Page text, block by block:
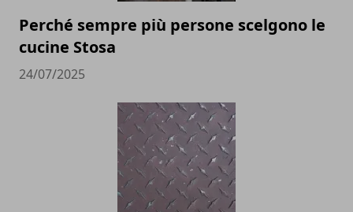
Perché sempre più persone scelgono le
cucine Stosa
24/07/2025